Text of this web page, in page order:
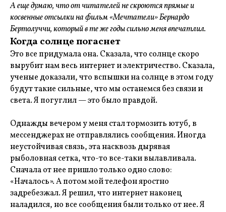
А еще думаю, что от читателей не скроются прямые и
косвенные отсылки на фильм «Мечтатели» Бернардо
Бертолуччи, который в те же годы сильно меня впечатлил.
Когда солнце погаснет
Это все придумала она. Сказала, что солнце скоро
вырубит нам весь интернет и электричество. Сказала,
ученые доказали, что вспышки на солнце в этом году
будут такие сильные, что мы останемся без связи и
света. Я погуглил — это было правдой.
Однажды вечером у меня стал тормозить ютуб, в
мессенджерах не отправлялись сообщения. Иногда
неустойчивая связь, эта насквозь дырявая
рыболовная сетка, что-то все-таки вылавливала.
Сначала от нее пришло только одно слово:
«Началось». А потом мой телефон яростно
задребезжал. Я решил, что интернет наконец
наладился, но все сообщения были только от нее. Я